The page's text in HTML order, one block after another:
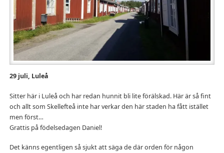
29 juli, Luleå
Sitter här i Luleå och har redan hunnit bli lite förälskad. Här är så fint
och allt som Skellefteå inte har verkar den här staden ha fått istället
men först…
Grattis på födelsedagen Daniel!
Det känns egentligen så sjukt att säga de där orden för någon